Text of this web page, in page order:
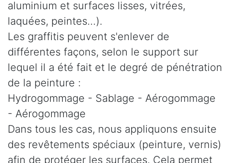
aluminium et surfaces lisses, vitrées,
laquées, peintes…).
Les graffitis peuvent s'enlever de
différentes façons, selon le support sur
lequel il a été fait et le degré de pénétration
de la peinture :
Hydrogommage - Sablage - Aérogommage
- Aérogommage
Dans tous les cas, nous appliquons ensuite
des revêtements spéciaux (peinture, vernis)
afin de protéger les surfaces. Cela permet